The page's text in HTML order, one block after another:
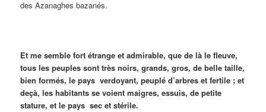
des Azanaghes bazanés.
Et me semble fort étrange et admirable, que de là le fleuve,
tous les peuples sont très noirs, grands, gros, de belle taille,
bien formés, le pays verdoyant, peuplé d’arbres et fertile ; et
deçà, les habitants se voient maigres, essuis, de petite
stature, et le pays sec et stérile.